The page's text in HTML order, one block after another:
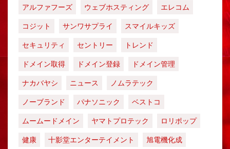
アルファフーズ
ウェブホスティング
エレコム
コジット
サンワサプライ
スマイルキッズ
セキュリティ
セントリー
トレンド
ドメイン取得
ドメイン登録
ドメイン管理
ナカバヤシ
ニュース
ノムラテック
ノーブランド
パナソニック
ベストコ
ムームードメイン
ヤマトプロテック
ロリポップ
健康
十影堂エンターテイメント
旭電機化成